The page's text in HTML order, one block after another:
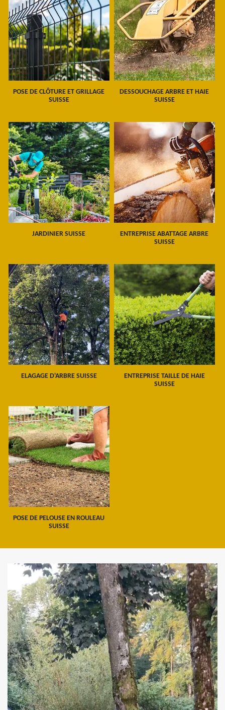
POSE DE CLÔTURE ET GRILLAGE
SUISSE
DESSOUCHAGE ARBRE ET HAIE
SUISSE
JARDINIER SUISSE
ENTREPRISE ABATTAGE ARBRE
SUISSE
ELAGAGE D'ARBRE SUISSE
ENTREPRISE TAILLE DE HAIE
SUISSE
POSE DE PELOUSE EN ROULEAU
SUISSE